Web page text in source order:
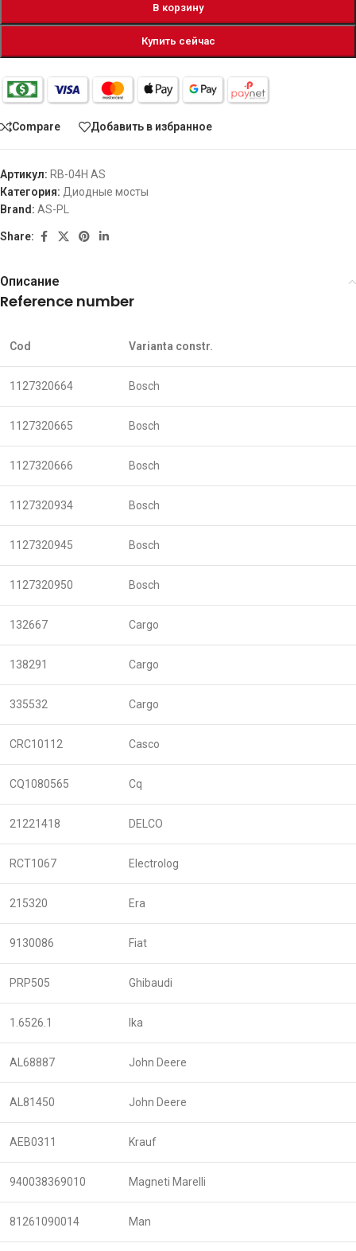
В корзину
Купить сейчас
Compare Добавить в избранное
Артикул: RB-04H AS
Категория: Диодные мосты
Brand: AS-PL
Share:
Описание
Reference number
Cod Varianta constr.
1127320664 Bosch
1127320665 Bosch
1127320666 Bosch
1127320934 Bosch
1127320945 Bosch
1127320950 Bosch
132667 Cargo
138291 Cargo
335532 Cargo
CRC10112 Casco
CQ1080565 Cq
21221418 DELCO
RCT1067 Electrolog
215320 Era
9130086 Fiat
PRP505 Ghibaudi
1.6526.1 Ika
AL68887 John Deere
AL81450 John Deere
AEB0311 Krauf
940038369010 Magneti Marelli
81261090014 Man